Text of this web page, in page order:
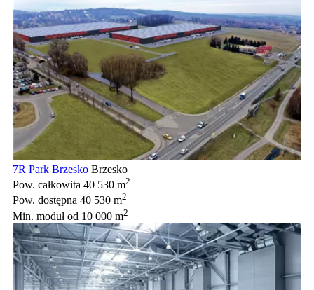
7R Park Brzesko Brzesko
Pow. całkowita 40 530 m2
Pow. dostępna 40 530 m2
Min. modułod 10 000 m2